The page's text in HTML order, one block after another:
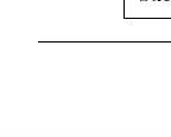
nach: